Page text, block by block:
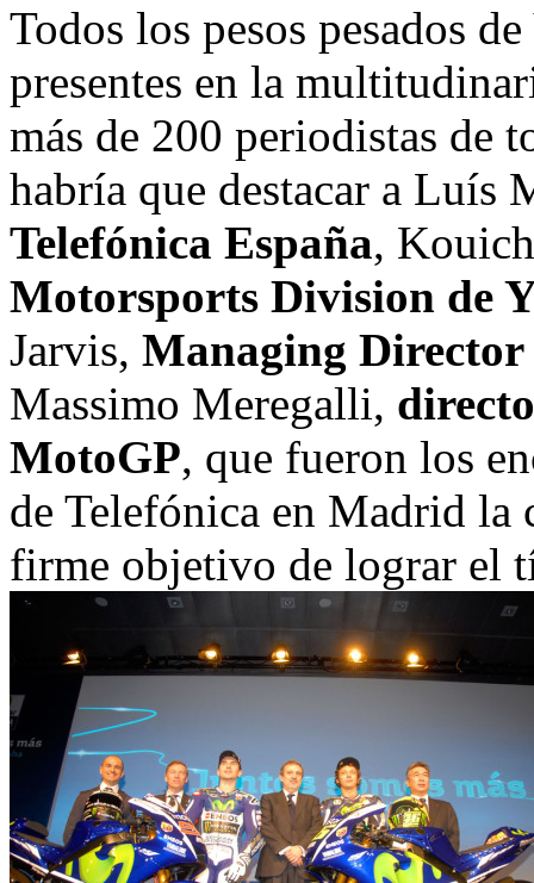
Todos los pesos pesados
presentes en la
más de 200 periodistas de
habría que destacar a
Telefónica España,
Motorsports Division de
Jarvis, Managing
Massimo Meregalli,
MotoGP, que fueron los
de Telefónica en Madrid la
firme objetivo de lograr el